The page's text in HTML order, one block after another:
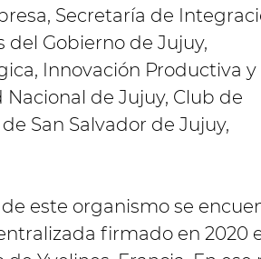
Secretaría de
del Gobierno de Jujuy,
Innovación Productiva y
Nacional de Jujuy, Club de
San Salvador de Jujuy,
este organismo se
firmado en 2020